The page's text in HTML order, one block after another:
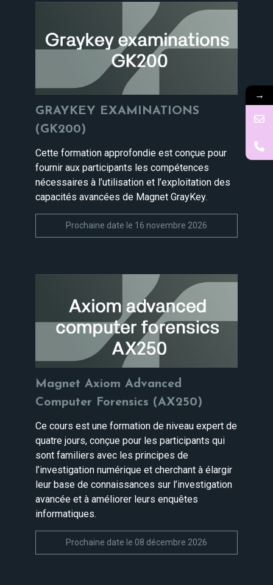
GRAYKEY EXAMINATIONS
(GK200)
Cette formation approfondie est conçue pour
fournir aux participants les compétences
nécessaires à l’utilisation et l’exploitation des
capacités avancées de Magnet GrayKey.
Prochaine date le 16 novembre 2026
Magnet Axiom Advanced
Computer Forensics (AX250)
Ce cours est une formation de niveau expert de
quatre jours, conçue pour les participants qui
sont familiers avec les principes de
l’investigation numérique et cherchant à élargir
leur base de connaissances sur l’investigation
avancée et à améliorer leurs enquêtes
informatiques.
Prochaine date le 08 décembre 2026
→